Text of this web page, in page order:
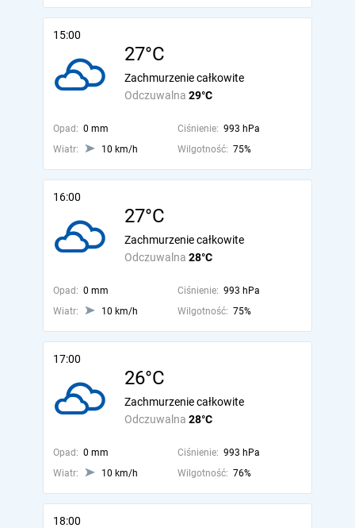
15:00
27°C
Odczuwalna 29°C
Zachmurzenie całkowite
Opad: 0 mm Ciśnienie: 993 hPa
Wiatr:
10 km/h Wilgotność: 75%
16:00
27°C
Odczuwalna 28°C
Zachmurzenie całkowite
Opad: 0 mm Ciśnienie: 993 hPa
Wiatr:
10 km/h Wilgotność: 75%
17:00
26°C
Odczuwalna 28°C
Zachmurzenie całkowite
Opad: 0 mm Ciśnienie: 993 hPa
Wiatr:
10 km/h Wilgotność: 76%
18:00